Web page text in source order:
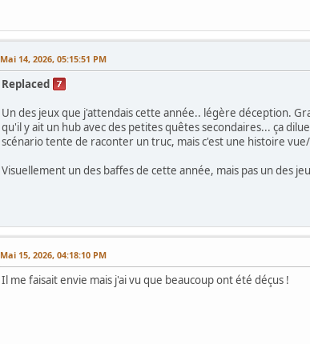
Mai 14, 2026, 05:15:51 PM
Replaced
Un des jeux que j'attendais cette année.. légère déception.
qu'il y ait un hub avec des petites quêtes secondaires... ça
scénario tente de raconter un truc, mais c'est une histoire
Visuellement un des baffes de cette année, mais pas un des
Mai 15, 2026, 04:18:10 PM
Il me faisait envie mais j'ai vu que beaucoup ont été déçus !